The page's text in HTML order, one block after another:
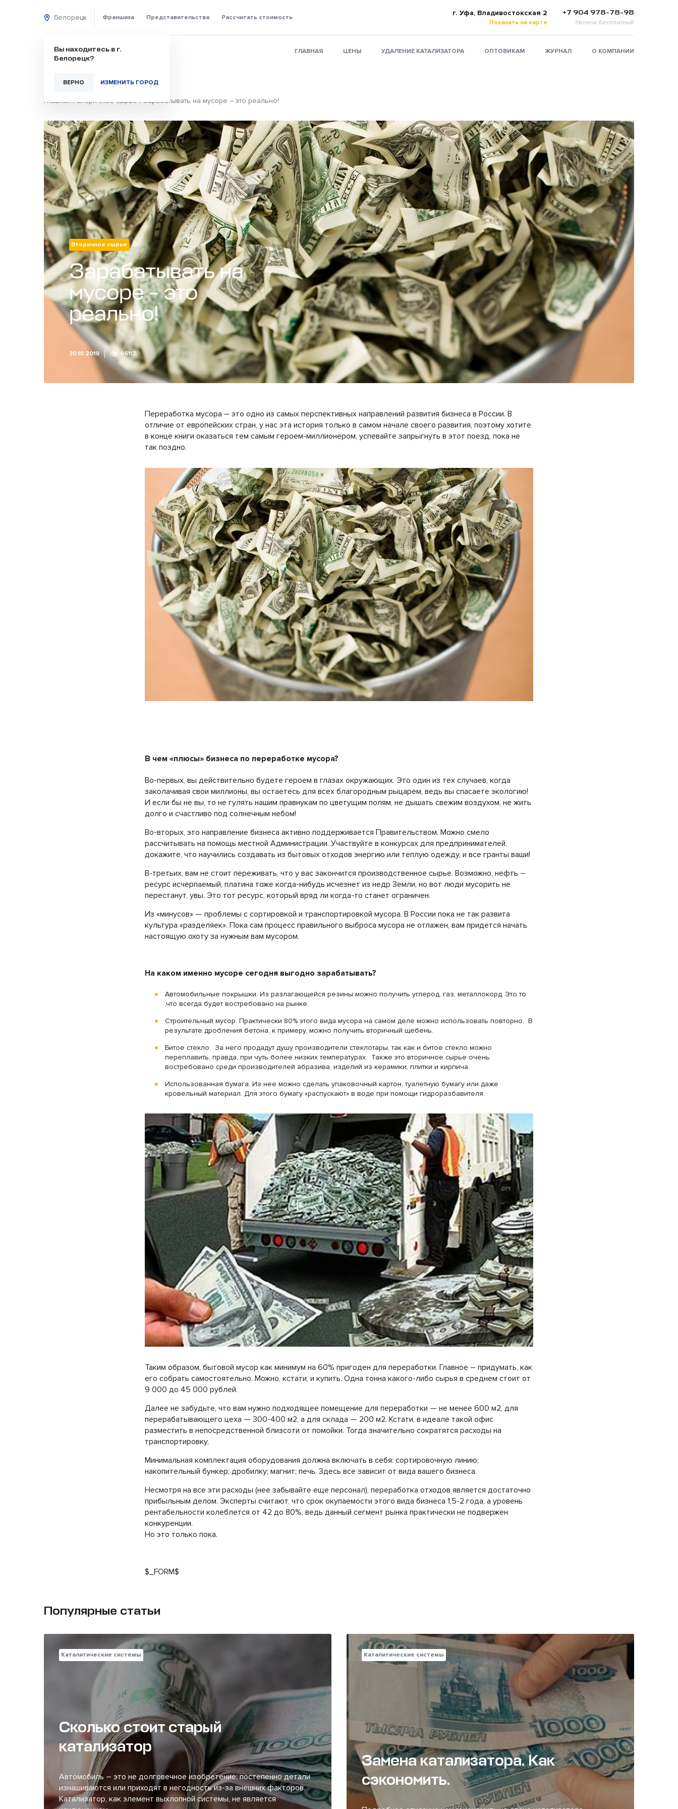
Белорецк
Вы находитесь в г.
Белорецк?
ВЕРНО ИЗМЕНИТЬ ГОРОД
Франшиза Представительства Рассчитать стоимость г. Уфа, Владивостокская 2
Показать на карте
+7 904 978-78-98
Звонок бесплатный
ГЛАВНАЯ ЦЕНЫ УДАЛЕНИЕ КАТАЛИЗАТОРА ОПТОВИКАМ ЖУРНАЛ О КОМПАНИИ
Главная / Вторичное сырье / Зарабатывать на мусоре – это реально!
Вторичное сырье
Зарабатывать на
мусоре – это
реально!
30.10.2019 96117
Переработка мусора – это одно из самых перспективных направлений развития бизнеса в России. В
отличие от европейских стран, у нас эта история только в самом начале своего развития, поэтому хотите
в конце книги оказаться тем самым героем-миллионером, успевайте запрыгнуть в этот поезд, пока не
так поздно.
В чем «плюсы» бизнеса по переработке мусора?
Во-первых, вы действительно будете героем в глазах окружающих. Это один из тех случаев, когда
заколачивая свои миллионы, вы остаетесь для всех благородным рыцарем, ведь вы спасаете экологию!
И если бы не вы, то не гулять нашим правнукам по цветущим полям, не дышать свежим воздухом, не жить
долго и счастливо под солнечным небом!
Во-вторых, это направление бизнеса активно поддерживается Правительством. Можно смело
рассчитывать на помощь местной Администрации. Участвуйте в конкурсах для предпринимателей,
докажите, что научились создавать из бытовых отходов энергию или теплую одежду, и все гранты ваши!
В-третьих, вам не стоит переживать, что у вас закончится производственное сырье. Возможно, нефть –
ресурс исчерпаемый, платина тоже когда-нибудь исчезнет из недр Земли, но вот люди мусорить не
перестанут, увы. Это тот ресурс, который вряд ли когда-то станет ограничен.
Из «минусов» — проблемы с сортировкой и транспортировкой мусора. В России пока не так развита
культура «разделяек». Пока сам процесс правильного выброса мусора не отлажен, вам придется начать
настоящую охоту за нужным вам мусором.
На каком именно мусоре сегодня выгодно зарабатывать?
Автомобильные покрышки. Из разлагающейся резины можно получить углерод, газ, металлокорд. Это то
,что всегда будет востребовано на рынке.
Строительный мусор. Практически 80% этого вида мусора на самом деле можно использовать повторно. В
результате дробления бетона, к примеру, можно получить вторичный щебень.
Битое стекло. За него продадут душу производители стеклотары, так как и битое стекло можно
переплавить, правда, при чуть более низких температурах. Также это вторичное сырье очень
востребовано среди производителей абразива, изделий из керамики, плитки и кирпича.
Использованная бумага. Из нее можно сделать упаковочный картон, туалетную бумагу или даже
кровельный материал. Для этого бумагу «распускают» в воде при помощи гидроразбавителя.
Таким образом, бытовой мусор как минимум на 60% пригоден для переработки. Главное – придумать, как
его собрать самостоятельно. Можно, кстати, и купить. Одна тонна какого-либо сырья в среднем стоит от
9 000 до 45 000 рублей.
Далее не забудьте, что вам нужно подходящее помещение для переработки — не менее 600 м2, для
перерабатывающего цеха — 300-400 м2, а для склада — 200 м2. Кстати, в идеале такой офис
разместить в непосредственной близсоти от помойки. Тогда значительно сократятся расходы на
транспортировку,
Минимальная комплектация оборудования должна включать в себя: сортировочную линию;
накопительный бункер; дробилку; магнит; печь. Здесь все зависит от вида вашего бизнеса.
Несмотря на все эти расходы (нее забывайте еще персонал), переработка отходов является достаточно
прибыльным делом. Эксперты считают, что срок окупаемости этого вида бизнеса 1,5-2 года, а уровень
рентабельности колеблется от 42 до 80%, ведь данный сегмент рынка практически не подвержен
конкуренции.
Но это только пока.
$_FORM$
Популярные статьи
Каталитические системы
Сколько стоит старый
катализатор
Автомобиль – это не долговечное изобретение: постепенно детали
изнашиваются или приходят в негодность из-за внешних факторов.
Катализатор, как элемент выхлопной системы, не является
Каталитические системы
Замена катализатора. Как
сэкономить.